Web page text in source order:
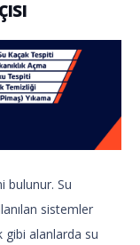
bulunur. Su
sistemler
gibi alanlarda su